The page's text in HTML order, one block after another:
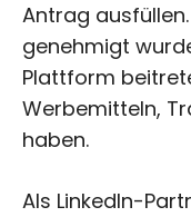
Antrag
genehmigt
Plattform
Werbemitteln,
haben.
Als LinkedIn-